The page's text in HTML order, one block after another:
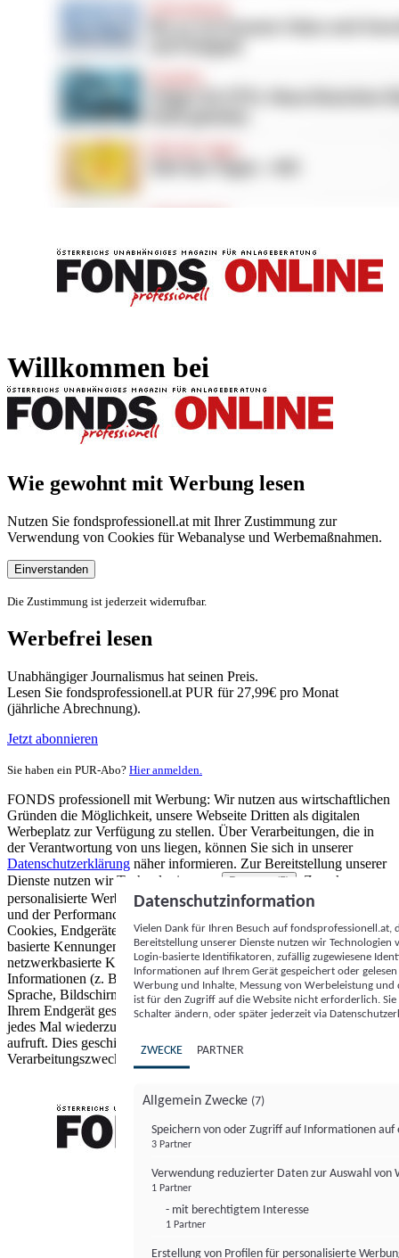
Willkommen bei
Wie gewohnt mit Werbung lesen
Nutzen Sie fondsprofessionell.at mit Ihrer Zustimmung zur
Verwendung von Cookies für Webanalyse und Werbemaßnahmen.
Einverstanden
Die Zustimmung ist jederzeit widerrufbar.
Werbefrei lesen
Unabhängiger Journalismus hat seinen Preis.
Lesen Sie fondsprofessionell.at PUR für 27,99€ pro Monat
(jährliche Abrechnung).
Jetzt abonnieren
Sie haben ein PUR-Abo? Hier anmelden.
FONDS professionell mit Werbung: Wir nutzen aus wirtschaftlichen
Gründen die Möglichkeit, unsere Webseite Dritten als digitalen
Werbeplatz zur Verfügung zu stellen. Über Verarbeitungen, die in
der Verantwortung von uns liegen, können Sie sich in unserer
Datenschutzerklärung näher informieren. Zur Bereitstellung unserer
Dienste nutzen wir Technologien von
Partnern (5)
. Zwecke:
personalisierte Werbung und Inhalte, Messung von Werbeleistung
und der Performance von Inhalten sowie Zielgruppenforschung.
Cookies, Endgeräte- oder ähnliche Online-Kennungen (z. B. login-
basierte Kennungen, zufällig generierte Kennungen,
netzwerkbasierte Kennungen) können zusammen mit anderen
Informationen (z. B. Browsertyp und Browserinformationen,
Sprache, Bildschirmgröße, unterstützte Technologien usw.) auf
Ihrem Endgerät gespeichert oder von dort ausgelesen werden, um es
jedes Mal wiederzuerkennen, wenn es eine App oder einer Webseite
aufruft. Dies geschieht für einen oder mehrere der hier aufgeführten
Verarbeitungszwecke.
Datenschutzinformation
Vielen Dank für Ihren Besuch auf
Bereitstellung unserer Dienste nutzen wir Technologien
Login-basierte Identifikatoren, zufällig zugewiesene
Informationen auf Ihrem Gerät gespeichert oder
Werbung und Inhalte, Messung von Werbeleistung
ist für den Zugriff auf die Website nicht erforderlich.
Schalter ändern, oder später jederzeit via
ZWECKE PARTNER
Allgemein Zwecke (7)
Speichern von oder Zugriff auf Informationen auf
3 Partner
Verwendung reduzierter Daten zur Auswahl von
1 Partner
- mit berechtigtem Interesse
1 Partner
Erstellung von Profilen für personalisierte
FONDS professionell